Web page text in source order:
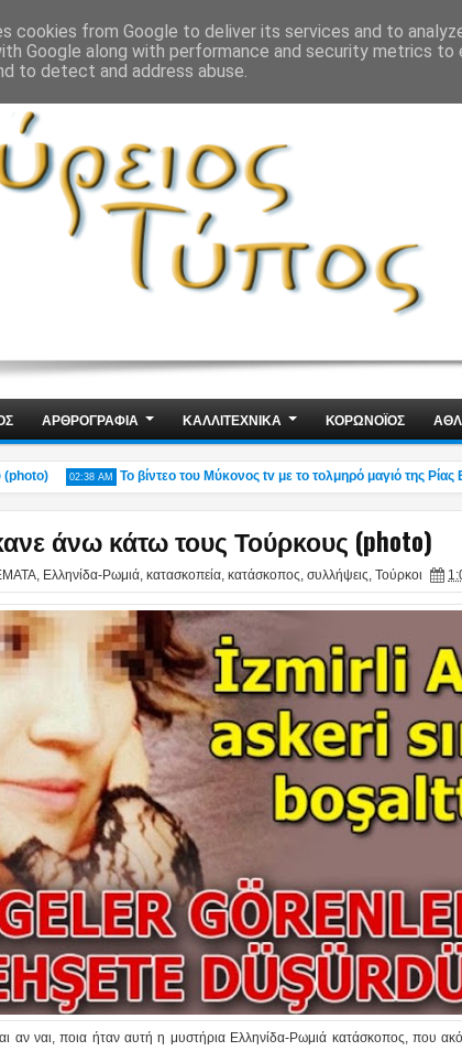
ΑΡΘΡΟΓΡΑΦΙΑ ΚΑΛΛΙΤΕΧΝΙΚΑ ΚΟΡΩΝΟΪΟΣ
02:38 AM Το βίντεο του Μύκονος tv με το τολμηρό μαγιό της Ρίας
άνω κάτω τους Τούρκους (photo)
Ελληνίδα-Ρωμιά κατασκοπεία κατάσκοπος συλλήψεις Τούρκοι
αν ναι, ποια ήταν αυτή η μυστήρια Ελληνίδα-Ρωμιά κατάσκοπος, που
cookies from Google to deliver its services and to
Google along with performance and security metrics
to detect and address abuse.